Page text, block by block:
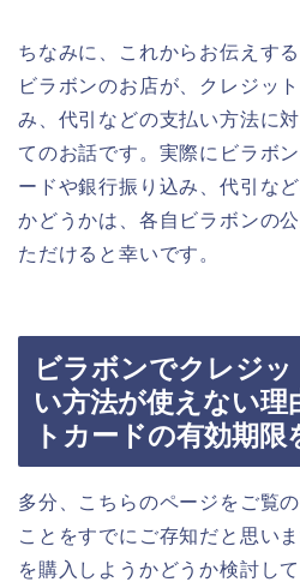
ちなみに、これからお伝えす
ビラボンのお店が、クレジッ
み、代引などの支払い方法に
てのお話です。実際にビラボ
ードや銀行振り込み、代引な
かどうかは、各自ビラボンの
ただけると幸いです。
ビラボンでクレジ
い方法が使えない理
トカードの有効期限
多分、こちらのページをご覧
ことをすでにご存知だと思い
を購入しようかどうか検討し